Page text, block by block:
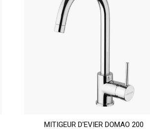
MITIGEUR D'EVIER DOMAO 200
CONSULTER